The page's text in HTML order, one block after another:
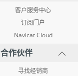
客户服务中心
订阅门户
Navicat Cloud
合作伙伴
寻找经销商